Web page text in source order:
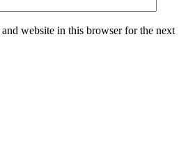
website in this browser for the next